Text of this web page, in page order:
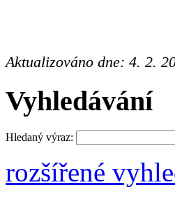
Aktualizováno dne: 4. 2.
Vyhledávání
Hledaný výraz:
rozšířené